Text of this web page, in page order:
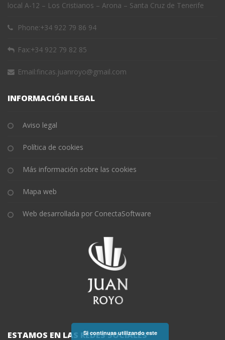
local A-12 – Los Cristianos – Arona – Santa Cruz de Tenerife
Phone:+34 922 79 86 94
Fax:+34 922 79 82 85
Email:fincas.juanroyo@gmail.com
INFORMACIÓN LEGAL
Aviso legal
Política de cookies
Más información sobre las cookies
Mapa web
Web desarrollada por ConectaSoftware
ESTAMOS EN LAS REDES SOCIALES
Si continuas utilizando este